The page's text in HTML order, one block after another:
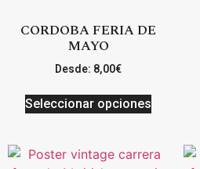
CORDOBA FERIA DE
MAYO
Desde: 8,00€
Seleccionar opciones